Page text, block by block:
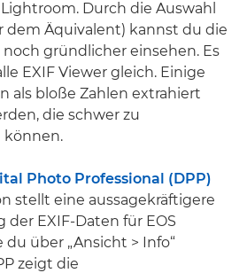
Durch die Auswahl
dem Äquivalent) kannst du die
gründlicher einsehen. Es
EXIF Viewer gleich. Einige
als bloße Zahlen extrahiert
die schwer zu
können.
Photo Professional (DPP)
stellt eine aussagekräftigere
der EXIF-Daten für EOS
du über „Ansicht > Info“
zeigt die